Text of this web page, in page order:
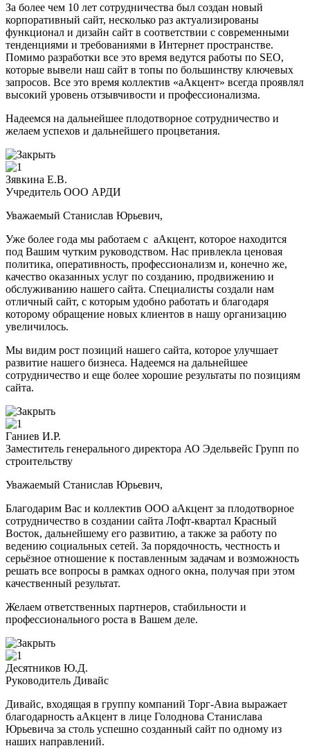
За более чем 10 лет сотрудничества был создан новый
корпоративный сайт, несколько раз актуализированы
функционал и дизайн сайт в соответствии с современными
тенденциями и требованиями в Интернет пространстве.
Помимо разработки все это время ведутся работы по SEO,
которые вывели наш сайт в топы по большинству ключевых
запросов. Все это время коллектив «аАкцент» всегда проявлял
высокий уровень отзывчивости и профессионализма.
Надеемся на дальнейшее плодотворное сотрудничество и
желаем успехов и дальнейшего процветания.
Зявкина Е.В.
Учредитель ООО АРДИ
Уважаемый Станислав Юрьевич,
Уже более года мы работаем с аАкцент, которое находится
под Вашим чутким руководством. Нас привлекла ценовая
политика, оперативность, профессионализм и, конечно же,
качество оказанных услуг по созданию, продвижению и
обслуживанию нашего сайта. Специалисты создали нам
отличный сайт, с которым удобно работать и благодаря
которому обращение новых клиентов в нашу организацию
увеличилось.
Мы видим рост позиций нашего сайта, которое улучшает
развитие нашего бизнеса. Надеемся на дальнейшее
сотрудничество и еще более хорошие результаты по позициям
сайта.
Ганиев И.Р.
Заместитель генерального директора АО Эдельвейс Групп по
строительству
Уважаемый Станислав Юрьевич,
Благодарим Вас и коллектив ООО аАкцент за плодотворное
сотрудничество в создании сайта Лофт-квартал Красный
Восток, дальнейшему его развитию, а также за работу по
ведению социальных сетей. За порядочность, честность и
серьёзное отношение к поставленным задачам и возможность
решать все вопросы в рамках одного окна, получая при этом
качественный результат.
Желаем ответственных партнеров, стабильности и
профессионального роста в Вашем деле.
Десятников Ю.Д.
Руководитель Дивайс
Дивайс, входящая в группу компаний Торг-Авиа выражает
благодарность аАкцент в лице Голоднова Станислава
Юрьевича за столь успешно созданный сайт по одному из
наших направлений.